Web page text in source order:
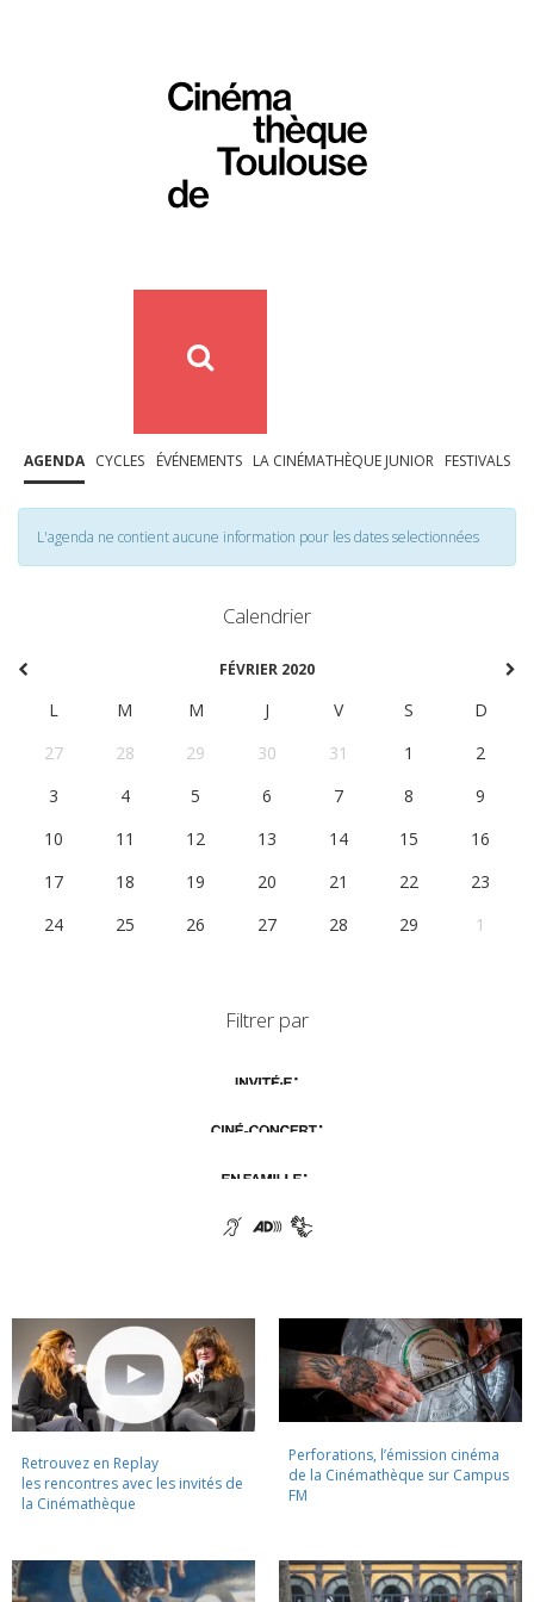
AGENDA CYCLES ÉVÉNEMENTS LA CINÉMATHÈQUE JUNIOR FESTIVALS
L'agenda ne contient aucune information pour les dates selectionnées
Calendrier
FÉVRIER 2020
L M M J V S
D
27
28 29 30 31 1
2
3
4 5 6 7 8
9
10
11 12 13 14 15
16
17
18 19 20 21 22
23
24
25 26 27 28 29 1
Filtrer par
Retrouvez en Replay
les rencontres avec les invités de
la Cinémathèque
Perforations, l’émission cinéma
de la Cinémathèque sur Campus
FM